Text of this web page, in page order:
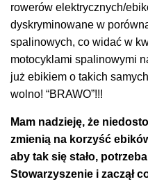
rowerów elektrycznych/
dyskryminowane w
spalinowych, co widać w
motocyklami spalinowymi
już ebikiem o takich
wolno! “BRAWO”!!!
Mam nadzieję, że
zmienią na korzyść
aby tak się stało,
Stowarzyszenie i zaczął